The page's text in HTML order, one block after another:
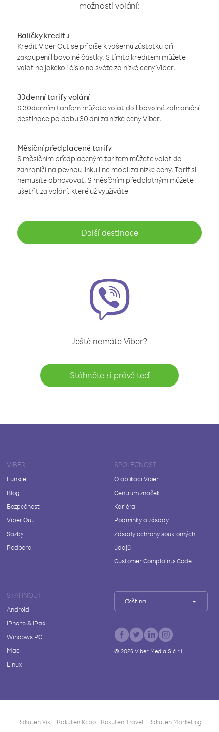
možností volání:
Balíčky kreditu
Kredit Viber Out se připíše k vašemu zůstatku při
zakoupení libovolné částky. S tímto kreditem můžete
volat na jakékoli číslo na světe za nízké ceny Viber.
30denní tarify volání
S 30denním tarifem můžete volat do libovolné zahraniční
destinace po dobu 30 dní za nízké ceny Viber.
Měsíční předplacené tarify
S měsíčním předplaceným tarifem můžete volat do
zahraničí na pevnou linku i na mobil za nízké ceny. Tarif si
nemusíte obnovovat. S měsíčním předplatným můžete
ušetřit za volání, které už využíváte
Další destinace
Ještě nemáte Viber?
Stáhněte si právě teď
VIBER
Funkce
Blog
Bezpečnost
Viber Out
Sazby
Podpora
SPOLEČNOST
O aplikaci Viber
Centrum značek
Kariéra
Podmínky a zásady
Zásady ochrany soukromých
údajů
Customer Complaints Code
STÁHNOUT
Android
iPhone & iPad
Windows PC
Mac
Linux
Čeština
© 2026Viber Media S.à r.l.
Rakuten Viki Rakuten Kobo Rakuten Travel Rakuten Marketing